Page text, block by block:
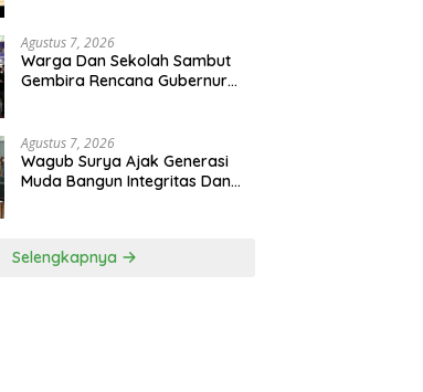
Agustus 7, 2026
Warga Dan Sekolah Sambut
Gembira Rencana Gubernur
Agustus 7, 2026
Wagub Surya Ajak Generasi
Muda Bangun Integritas Dan
Selengkapnya